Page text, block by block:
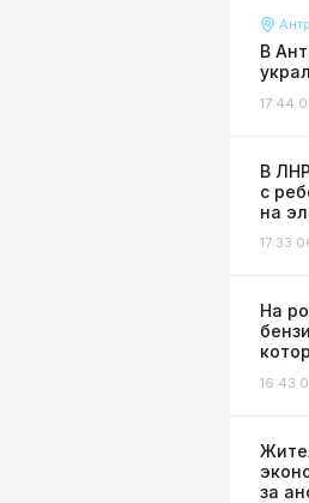
В
17:44
В
с
на
17:33
На
16:43
за